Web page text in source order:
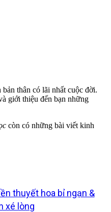
thân có lãi nhất cuộc đời.
giới thiệu đến bạn những
còn có những bài viết kinh
thuyết hoa bỉ ngạn &
xé lòng